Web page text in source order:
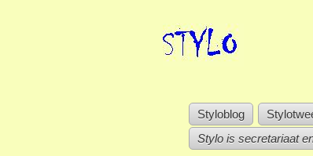
Styloblog
Stylo is secretariaat